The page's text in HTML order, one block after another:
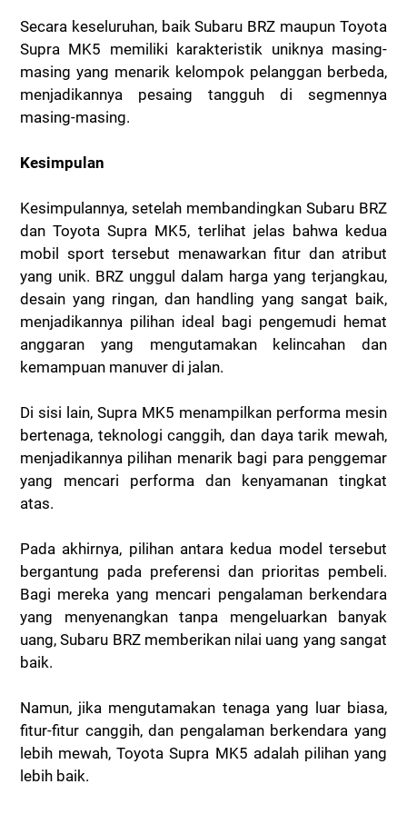
Secara keseluruhan, baik Subaru BRZ maupun Toyota
Supra MK5 memiliki karakteristik uniknya masing-
masing yang menarik kelompok pelanggan berbeda,
menjadikannya pesaing tangguh di segmennya
masing-masing.
Kesimpulan
Kesimpulannya, setelah membandingkan Subaru BRZ
dan Toyota Supra MK5, terlihat jelas bahwa kedua
mobil sport tersebut menawarkan fitur dan atribut
yang unik. BRZ unggul dalam harga yang terjangkau,
desain yang ringan, dan handling yang sangat baik,
menjadikannya pilihan ideal bagi pengemudi hemat
anggaran yang mengutamakan kelincahan dan
kemampuan manuver di jalan.
Di sisi lain, Supra MK5 menampilkan performa mesin
bertenaga, teknologi canggih, dan daya tarik mewah,
menjadikannya pilihan menarik bagi para penggemar
yang mencari performa dan kenyamanan tingkat
atas.
Pada akhirnya, pilihan antara kedua model tersebut
bergantung pada preferensi dan prioritas pembeli.
Bagi mereka yang mencari pengalaman berkendara
yang menyenangkan tanpa mengeluarkan banyak
uang, Subaru BRZ memberikan nilai uang yang sangat
baik.
Namun, jika mengutamakan tenaga yang luar biasa,
fitur-fitur canggih, dan pengalaman berkendara yang
lebih mewah, Toyota Supra MK5 adalah pilihan yang
lebih baik.